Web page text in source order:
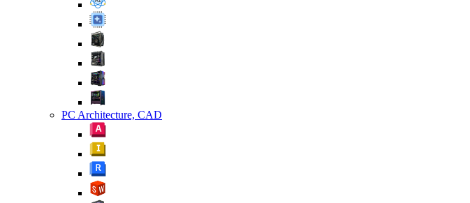
PC Architecture, CAD